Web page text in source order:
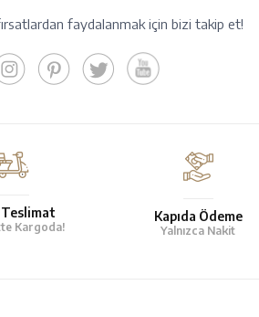
faydalanmak için bizi takip et!
Teslimat
Kargoda!
Kapıda Ödeme
Yalnızca Nakit